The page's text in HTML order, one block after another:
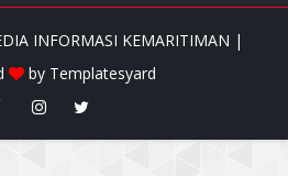
INFORMASI KEMARITIMAN |
by Templatesyard